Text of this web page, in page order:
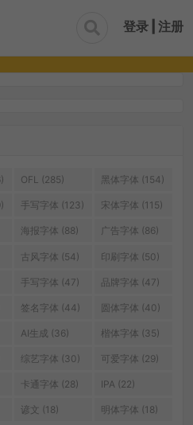
登录 | 注册
OFL (285) 黑体字体 (154)
手写字体 (123) 宋体字体 (115)
海报字体 (88) 广告字体 (86)
古风字体 (54) 印刷字体 (50)
手写字体 (47) 品牌字体 (47)
签名字体 (44) 圆体字体 (40)
AI生成 (36) 楷体字体 (35)
综艺字体 (30) 可爱字体 (29)
卡通字体 (28) IPA (22)
谚文 (18) 明体字体 (18)